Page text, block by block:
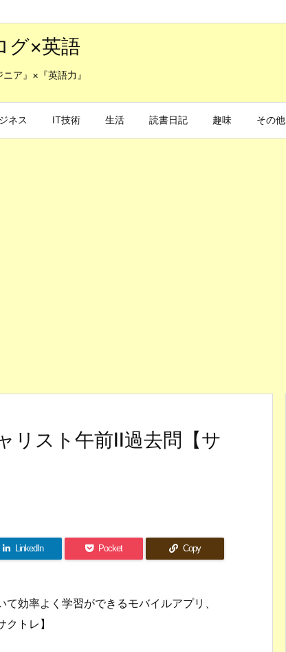
グ×英語
ア』×『英語力』
ネス IT技術 生活 読書日記 趣味 その他
リスト午前II過去問【サ
LinkedIn Pocket Copy
効率よく学習ができるモバイルアプリ、
トレ】